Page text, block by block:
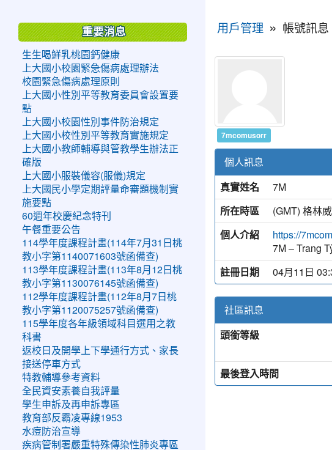
用戶管理 » 帳號訊息
7mcomusorr
個人訊息
真實姓名
7M
所在時區
(GMT) 格林
個人介紹
https://
7M – Trang
註冊日期
04月11日
社區訊息
頭銜等級
最後登入時間
重要消息
生生喝鮮乳桃園鈣健康
上大國小校園緊急傷病處理辦法
校園緊急傷病處理原則
上大國小性別平等教育委員會設置要
點
上大國小校園性別事件防治規定
上大國小校性別平等教育實施規定
上大國小教師輔導與管教學生辦法正
確版
上大國小服裝儀容(服儀)規定
上大國民小學定期評量命審題機制實
施要點
60週年校慶紀念特刊
午餐重要公告
114學年度課程計畫(114年7月31日桃
教小字第1140071603號函備查)
113學年度課程計畫(113年8月12日桃
教小字第1130076145號函備查)
112學年度課程計畫(112年8月7日桃
教小字第1120075257號函備查)
115學年度各年級領域科目選用之教
科書
返校日及開學上下學通行方式、家長
接送停車方式
特教輔導參考資料
全民資安素養自我評量
學生申訴及再申訴專區
教育部反霸凌專線1953
水痘防治宣導
疾病管制署嚴重特殊傳染性肺炎專區